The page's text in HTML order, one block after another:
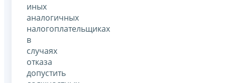
иных
аналогичных
налогоплательщиках
в
случаях
отказа
допустить